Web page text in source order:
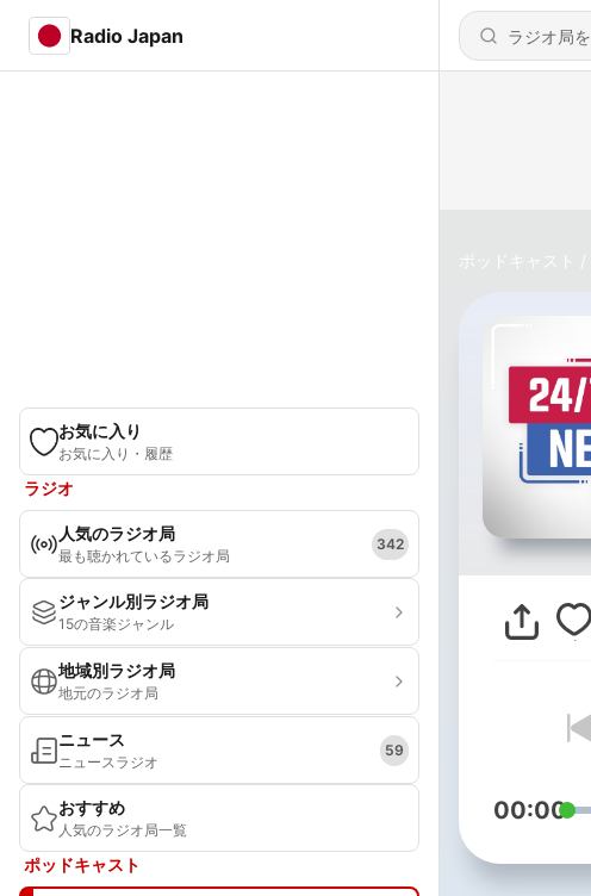
Radio Japan
お気に入り
お気に入り・履歴
ラジオ
人気のラジオ局
最も聴かれているラジオ局
342
ジャンル別ラジオ局
15の音楽ジャンル
地域別ラジオ局
地元のラジオ局
ニュース
ニュースラジオ
59
おすすめ
人気のラジオ局一覧
ポッドキャスト
ポッドキャスト
00:00